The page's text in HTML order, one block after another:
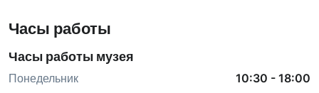
Часы работы
Часы работы музея
Понедельник 10:30 - 18:00